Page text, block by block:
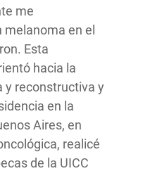
me
en el
Esta
hacia la
y reconstructiva y
en la
Aires, en
realicé
de la UICC